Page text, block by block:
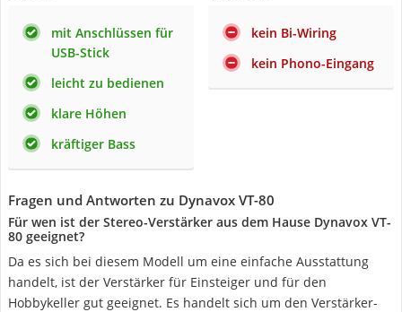
mit Anschlüssen für
USB-Stick
leicht zu bedienen
klare Höhen
kräftiger Bass
kein Bi-Wiring
kein Phono-Eingang
Fragen und Antworten zu Dynavox VT-80
Für wen ist der Stereo-Verstärker aus dem Hause Dynavox VT-
80 geeignet?
Da es sich bei diesem Modell um eine einfache Ausstattung
handelt, ist der Verstärker für Einsteiger und für den
Hobbykeller gut geeignet. Es handelt sich um den Verstärker-